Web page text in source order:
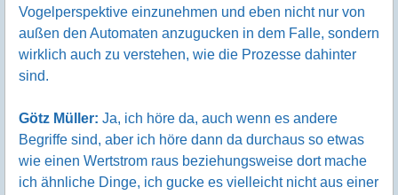
Vogelperspektive einzunehmen und eben nicht nur von
außen den Automaten anzugucken in dem Falle, sondern
wirklich auch zu verstehen, wie die Prozesse dahinter
sind.
Götz Müller: Ja, ich höre da, auch wenn es andere
Begriffe sind, aber ich höre dann da durchaus so etwas
wie einen Wertstrom raus beziehungsweise dort mache
ich ähnliche Dinge, ich gucke es vielleicht nicht aus einer